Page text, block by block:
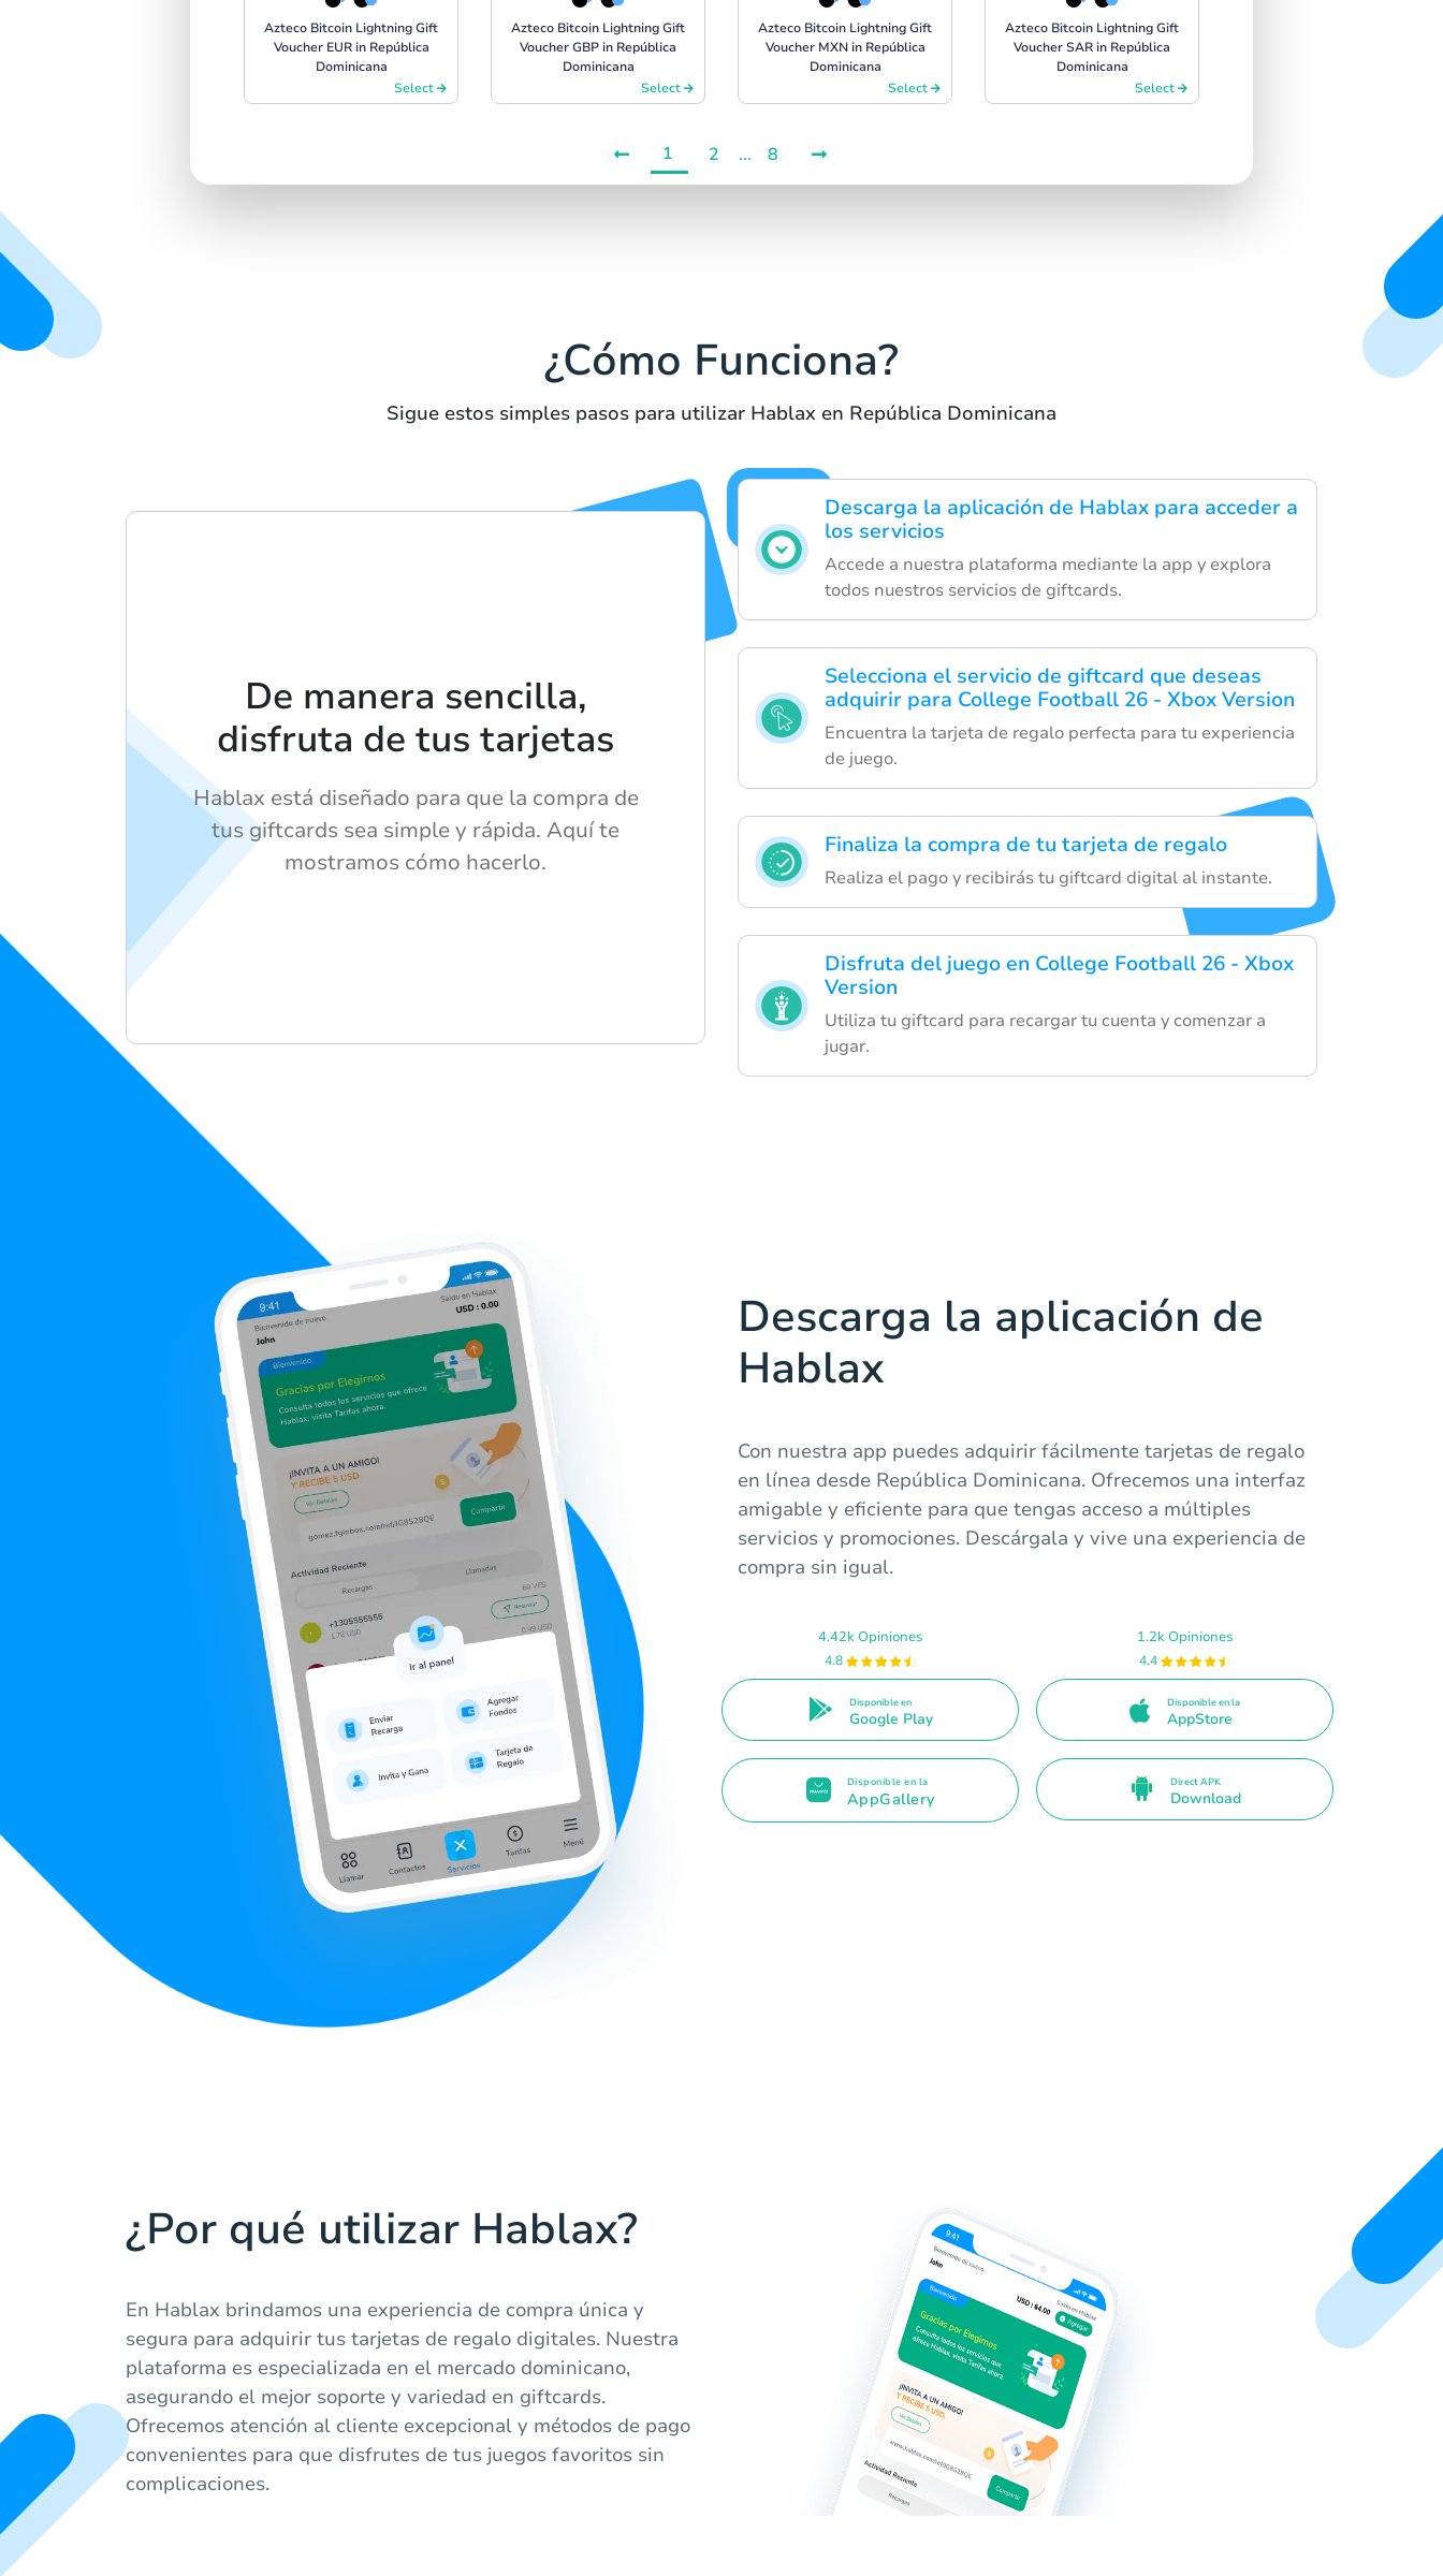
Azteco Bitcoin Lightning Gift
Voucher EUR in República
Dominicana
Select
Azteco Bitcoin Lightning Gift
Voucher GBP in República
Dominicana
Select
Azteco Bitcoin Lightning Gift
Voucher MXN in República
Dominicana
Select
Azteco Bitcoin Lightning Gift
Voucher SAR in República
Dominicana
Select
1 2 ... 8
¿Cómo Funciona?
Sigue estos simples pasos para utilizar Hablax en República Dominicana
Descarga la aplicación de Hablax para acceder a
los servicios
Accede a nuestra plataforma mediante la app y explora
todos nuestros servicios de giftcards.
Selecciona el servicio de giftcard que deseas
adquirir para College Football 26 - Xbox Version
Encuentra la tarjeta de regalo perfecta para tu experiencia
de juego.
Finaliza la compra de tu tarjeta de regalo
Realiza el pago y recibirás tu giftcard digital al instante.
Disfruta del juego en College Football 26 - Xbox
Version
Utiliza tu giftcard para recargar tu cuenta y comenzar a
jugar.
De manera sencilla,
disfruta de tus tarjetas
Hablax está diseñado para que la compra de
tus giftcards sea simple y rápida. Aquí te
mostramos cómo hacerlo.
Descarga la aplicación de
Hablax
Con nuestra app puedes adquirir fácilmente tarjetas de regalo
en línea desde República Dominicana. Ofrecemos una interfaz
amigable y eficiente para que tengas acceso a múltiples
servicios y promociones. Descárgala y vive una experiencia de
compra sin igual.
4.42k Opiniones
4.8
Disponible en
Google Play
1.2k Opiniones
4.4
Disponible en la
AppStore
Disponible en la
AppGallery
Direct APK
Download
¿Por qué utilizar Hablax?
En Hablax brindamos una experiencia de compra única y
segura para adquirir tus tarjetas de regalo digitales. Nuestra
plataforma es especializada en el mercado dominicano,
asegurando el mejor soporte y variedad en giftcards.
Ofrecemos atención al cliente excepcional y métodos de pago
convenientes para que disfrutes de tus juegos favoritos sin
complicaciones.